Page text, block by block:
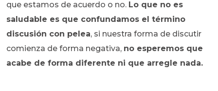
que estamos de acuerdo o no. Lo que no es
saludable es que confundamos el término
discusión con pelea, si nuestra forma de discutir
comienza de forma negativa, no esperemos que
acabe de forma diferente ni que arregle nada.